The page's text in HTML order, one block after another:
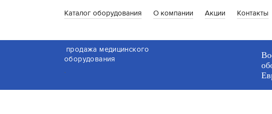
Каталог оборудования О компании Акции Контакты
продажа медицинского
оборудования
`